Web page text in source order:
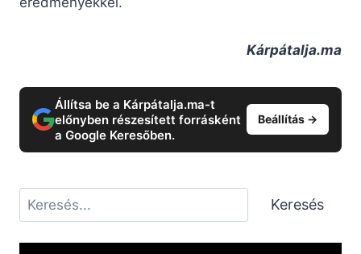
Kárpátalja.ma
Állítsa be a Kárpátalja.ma-t
előnyben részesített forrásként
a Google Keresőben.
Beállítás →
Keresés Keresés